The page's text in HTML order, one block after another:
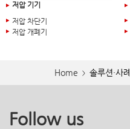
저압 기기
저압 차단기
저압 개폐기
Home > 솔루션·사례
Follow us